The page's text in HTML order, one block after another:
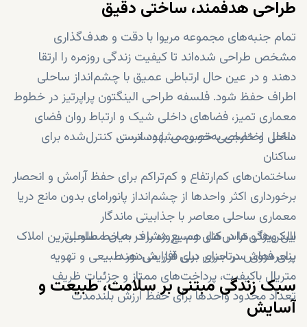
طراحی هدفمند، ساختی دقیق
تمام جنبه‌های مجموعه مریوا با دقت و هدف‌گذاری
مشخص طراحی شده‌اند تا کیفیت زندگی روزمره را ارتقا
دهند و در عین حال ارتباطی عمیق با چشم‌انداز ساحلی
اطراف حفظ شود. فلسفه طراحی الینگتون پراپرتیز در خطوط
معماری تمیز، فضاهای داخلی شیک و ارتباط روان فضای
داخلی و خارجی به‌خوبی مشهود است.
ساحل اختصاصی خصوصی با دسترسی کنترل‌شده برای
ساکنان
ساختمان‌های کم‌ارتفاع و کم‌تراکم برای حفظ آرامش و انحصار
برخورداری اکثر واحدها از چشم‌انداز پانورامای بدون مانع دریا
معماری ساحلی معاصر با جذابیتی ماندگار
بالکن‌ها و تراس‌های وسیع مشرف به خط ساحلی
پنجره‌های سرتاسری برای افزایش نور طبیعی و تهویه
متریال باکیفیت، پرداخت‌های ممتاز و جزئیات ظریف
تعداد محدود واحدها برای حفظ ارزش بلندمدت
این ویژگی‌ها در کنار هم، پروژه را در میان مطلوب‌ترین املاک
برای فروش در جزایر دبی قرار می‌دهند.
سبک زندگی مبتنی بر سلامت، طبیعت و
آسایش